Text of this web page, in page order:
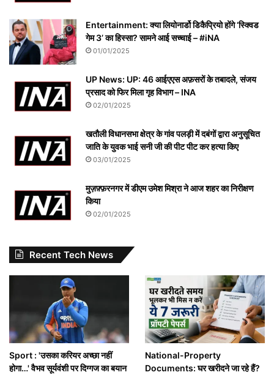
Entertainment: क्या लियोनार्डो डिकैप्रियो होंगे ‘स्क्विड
गेम 3’ का हिस्सा? सामने आई सच्चाई – #iNA
01/01/2025
UP News: UP: 46 आईएएस अफ़सरों के तबादले, संजय
प्रसाद को फिर मिला गृह विभाग – INA
02/01/2025
खतौली विधानसभा क्षेत्र के गांव पलड़ी में दबंगों द्वारा अनुसूचित
जाति के युवक भाई सनी जी की पीट पीट कर हत्या किए
03/01/2025
मुज़फ़्फ़रनगर में डीएम उमेश मिश्रा ने आज शहर का निरीक्षण
किया
02/01/2025
Recent Tech News
Sport : 'उसका करियर अच्छा नहीं
होगा…' वैभव सूर्यवंशी पर दिग्गज का बयान
National-Property
Documents: घर खरीदने जा रहे हैं?